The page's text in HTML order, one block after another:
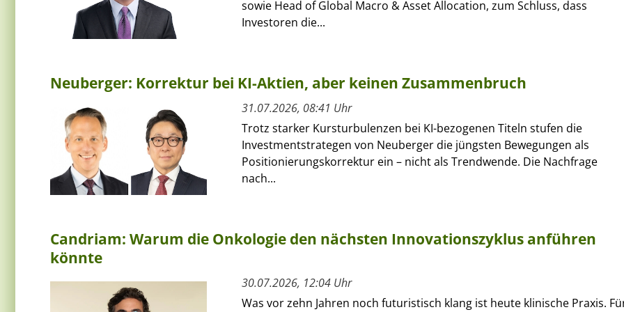
sowie Head of Global Macro & Asset Allocation, zum Schluss, dass
Investoren die...
Neuberger: Korrektur bei KI-Aktien, aber keinen Zusammenbruch
31.07.2026, 08:41 Uhr
Trotz starker Kursturbulenzen bei KI-bezogenen Titeln stufen die
Investmentstrategen von Neuberger die jüngsten Bewegungen als
Positionierungskorrektur ein – nicht als Trendwende. Die Nachfrage
nach...
Candriam: Warum die Onkologie den nächsten Innovationszyklus anführen
könnte
30.07.2026, 12:04 Uhr
Was vor zehn Jahren noch futuristisch klang ist heute klinische Praxis.